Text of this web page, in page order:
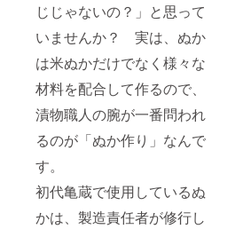
じじゃないの？」と思って
いませんか？ 実は、ぬか
は米ぬかだけでなく様々な
材料を配合して作るので、
漬物職人の腕が一番問われ
るのが「ぬか作り」なんで
す。
初代亀蔵で使用しているぬ
かは、製造責任者が修行し